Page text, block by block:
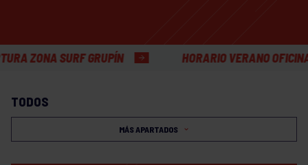
SURF GRUPÍN HORARIO VERANO OFICINAS
TODOS
MÁS APARTADOS